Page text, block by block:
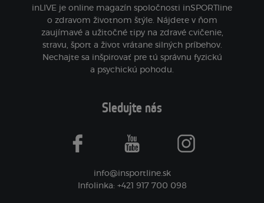
inLIVE je online magazín spoločnosti inSPORTline
o zdravom životnom štýle. Nájdete v ňom
zaujímavé a užitočné tipy na zdravé cvičenie,
stravu, šport a život vrátane silných príbehov.
Nechajte sa inšpirovať pre tú správnu fyzickú
a psychickú pohodu.
Sledujte nás
facebook youtube instagram
info@insportline.sk
Infolinka: +421 917 700 098